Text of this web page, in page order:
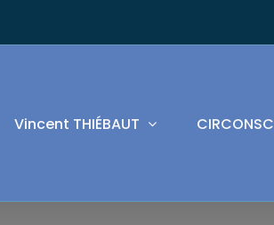
Vincent THIÉBAUT